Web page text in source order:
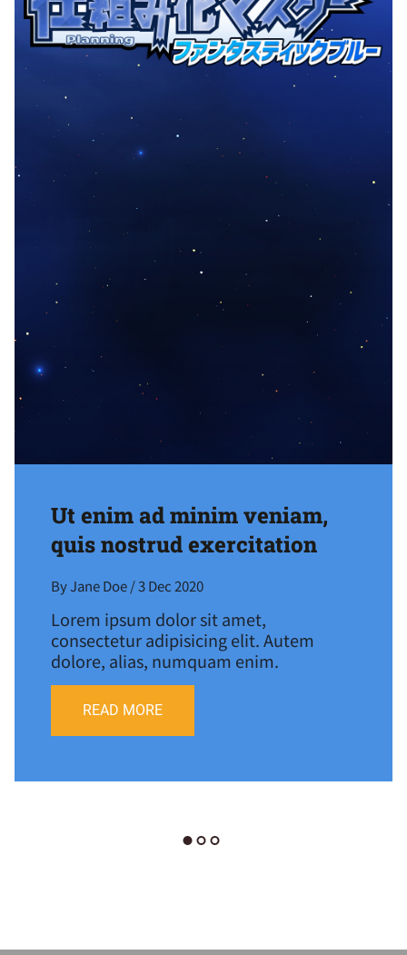
Ut enim ad minim veniam,
quis nostrud exercitation
By Jane Doe / 3 Dec 2020
Lorem ipsum dolor sit amet,
consectetur adipisicing elit. Autem
dolore, alias, numquam enim.
READ MORE